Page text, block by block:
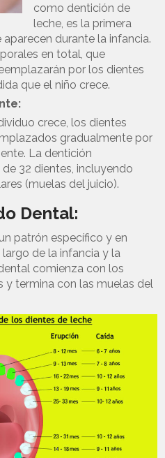
como dentición de
leche, es la primera
durante la infancia.
en total, que
por los dientes
que el niño crece.
crece, los dientes
gradualmente por
La dentición
32 dientes, incluyendo
(muelas del juicio).
Dental:
patrón específico y en
de la infancia y la
comienza con los
y termina con las muelas del